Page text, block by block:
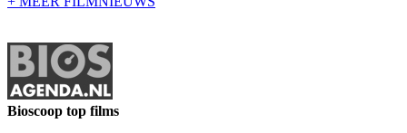
Bioscoop top films